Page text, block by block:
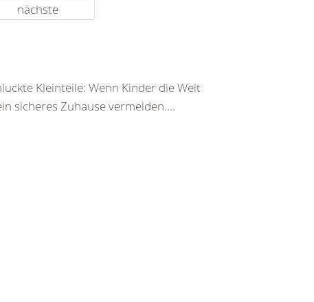
nächste
Kleinteile: Wenn Kinder die Welt
sicheres Zuhause vermeiden....